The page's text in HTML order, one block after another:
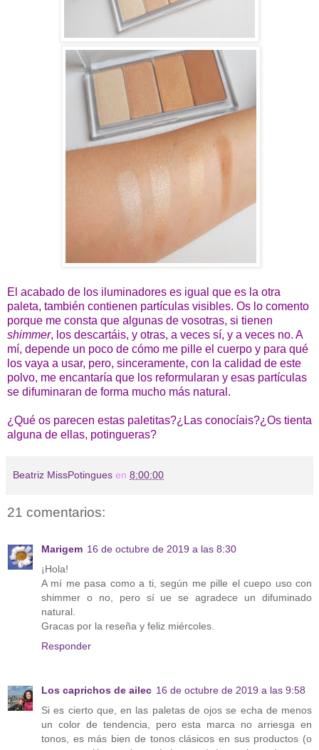
El acabado de los iluminadores es igual que es la otra
paleta, también contienen partículas visibles. Os lo comento
porque me consta que algunas de vosotras, si tienen
shimmer, los descartáis, y otras, a veces sí, y a veces no. A
mí, depende un poco de cómo me pille el cuerpo y para qué
los vaya a usar, pero, sinceramente, con la calidad de este
polvo, me encantaría que los reformularan y esas partículas
se difuminaran de forma mucho más natural.
¿Qué os parecen estas paletitas?¿Las conocíais?¿Os tienta
alguna de ellas, potingueras?
Beatriz MissPotingues en 8:00:00
21 comentarios:
Marigem 16 de octubre de 2019 a las 8:30
¡Hola!
A mí me pasa como a ti, según me pille el cuepo uso con
shimmer o no, pero sí ue se agradece un difuminado
natural.
Gracas por la reseña y feliz miércoles.
Responder
Los caprichos de ailec 16 de octubre de 2019 a las 9:58
Si es cierto que, en las paletas de ojos se echa de menos
un color de tendencia, pero esta marca no arriesga en
tonos, es más bien de tonos clásicos en sus productos (o